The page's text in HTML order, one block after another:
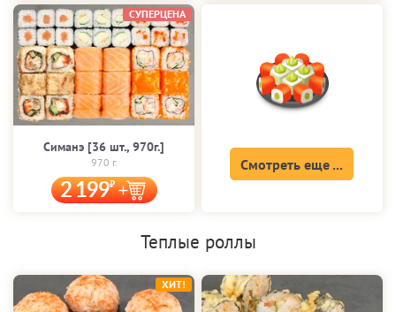
Симанэ [36 шт., 970г.]
970 г.
2 199
СУПЕРЦЕНА
Смотреть еще ...
Теплые роллы
ХИТ!